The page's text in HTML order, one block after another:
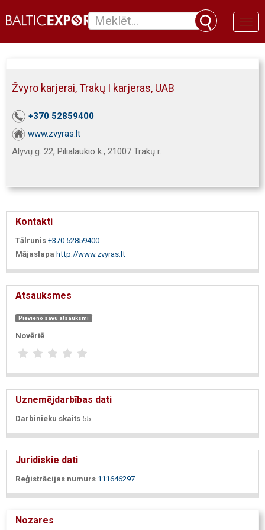
Žvyro karjerai, Trakų I karjeras, UAB
+370 52859400
www.zvyras.lt
Alyvų g. 22, Pilialaukio k., 21007 Trakų r.
Kontakti
Tālrunis +370 52859400
Mājaslapa http://www.zvyras.lt
Atsauksmes
Pievieno savu atsauksmi
Novērtē
Uznemējdarbības dati
Darbinieku skaits 55
Juridiskie dati
Reģistrācijas numurs 111646297
Nozares